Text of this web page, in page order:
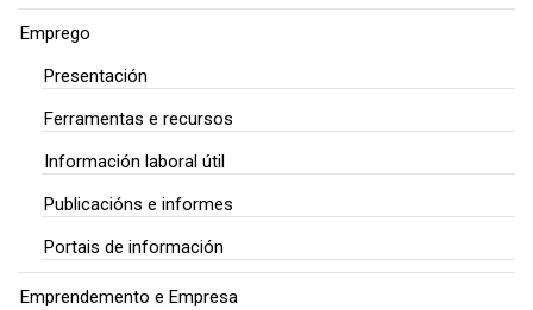
Emprego
Presentación
Ferramentas e recursos
Información laboral útil
Publicacións e informes
Portais de información
Emprendemento e Empresa